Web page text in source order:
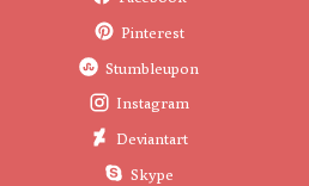
Pinterest
Stumbleupon
Instagram
Deviantart
Skype